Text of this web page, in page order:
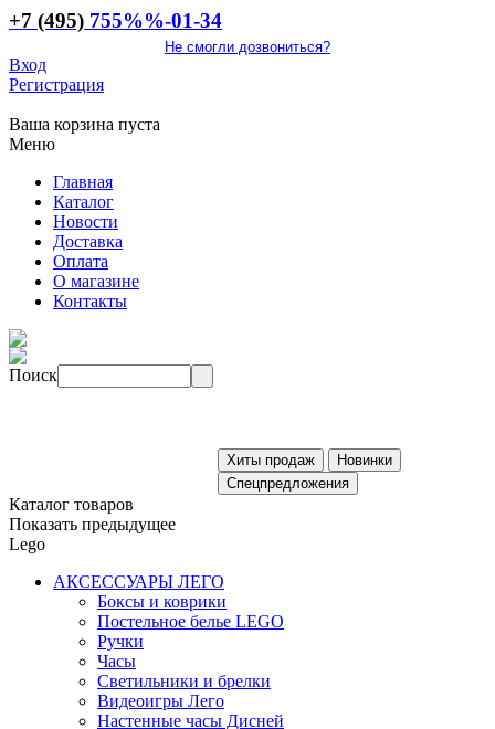
+7 (495) 755%%-01-34
Не смогли дозвониться?
Вход
Регистрация
Ваша корзина пуста
Меню
Главная
Каталог
Новости
Доставка
Оплата
О магазине
Контакты
Поиск
Каталог товаров
Показать предыдущее
Lego
АКСЕССУАРЫ ЛЕГО
Боксы и коврики
Постельное белье LEGO
Ручки
Часы
Светильники и брелки
Видеоигры Лего
Настенные часы Дисней